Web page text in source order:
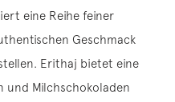
eine Reihe feiner
Geschmack
Erithaj bietet eine
und Milchschokoladen